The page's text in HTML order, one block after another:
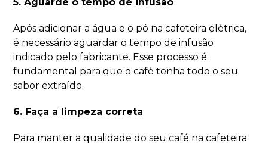
Após adicionar a água e o pó na cafeteira elétrica,
é necessário aguardar o tempo de infusão
indicado pelo fabricante. Esse processo é
fundamental para que o café tenha todo o seu
sabor extraído.
6. Faça a limpeza correta
Para manter a qualidade do seu café na cafeteira